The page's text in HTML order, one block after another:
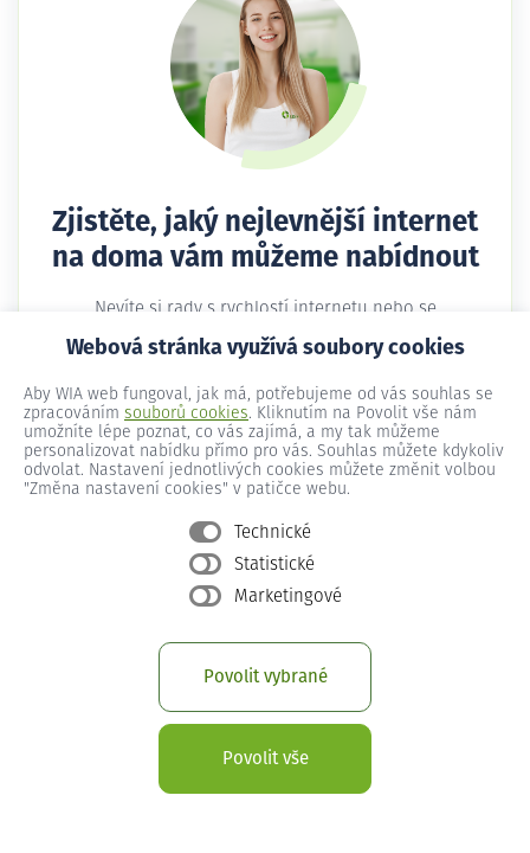
Webová stránka využívá soubory cookies
Aby WIA web fungoval, jak má, potřebujeme od vás souhlas se
zpracováním souborů cookies. Kliknutím na Povolit vše nám
umožníte lépe poznat, co vás zajímá, a my tak můžeme
personalizovat nabídku přímo pro vás. Souhlas můžete kdykoliv
odvolat. Nastavení jednotlivých cookies můžete změnit volbou
"Změna nastavení cookies" v patičce webu.
Technické
Statistické
Marketingové
Povolit vybrané
Povolit vše
Zjistěte, jaký nejlevnější internet
na doma vám můžeme nabídnout
Nevíte si rady s rychlostí internetu nebo se
potřebujete dozvědět víc o připojení k internetu na
obratem ozveme.
Zadejte telefonní číslo
Zavolejte mi
Napište mi na WhatsApp
Vaše telefonní číslo použijeme pouze k vyřízení vaší žádosti o
zavolání. Podrobnosti najdete vo ochraně soukromí